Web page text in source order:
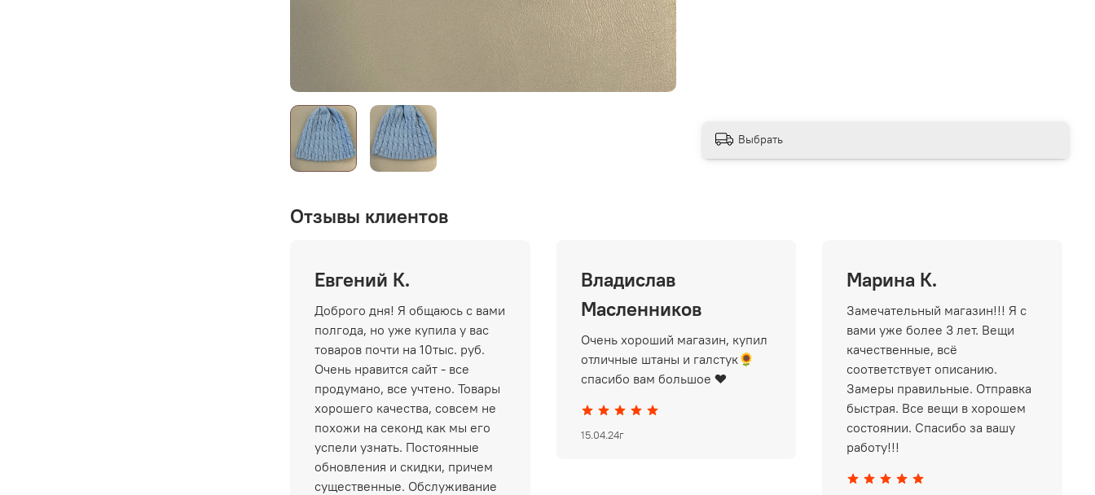
Выбрать
Отзывы клиентов
Евгений К.
Доброго дня! Я общаюсь с вами
полгода, но уже купила у вас
товаров почти на 10тыс. руб.
Очень нравится сайт - все
продумано, все учтено. Товары
хорошего качества, совсем не
похожи на секонд как мы его
успели узнать. Постоянные
обновления и скидки, причем
существенные. Обслуживание
Владислав
Масленников
Очень хороший магазин, купил
отличные штаны и галстук🌻
спасибо вам большое ❤️
15.04.24г
Марина К.
Замечательный магазин!!! Я с
вами уже более 3 лет. Вещи
качественные, всё
соответствует описанию.
Замеры правильные. Отправка
быстрая. Все вещи в хорошем
состоянии. Спасибо за вашу
работу!!!